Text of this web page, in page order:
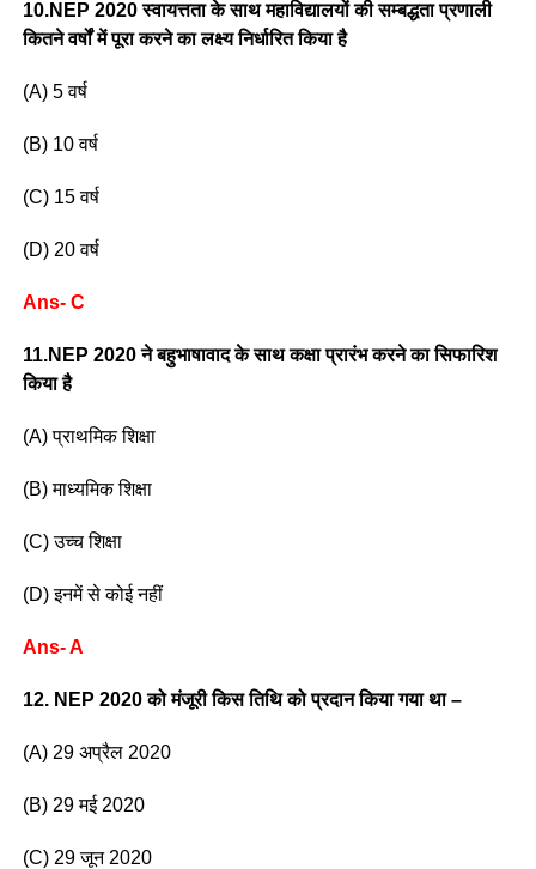
10.NEP 2020 स्वायत्तता के साथ महाविद्यालयों की सम्बद्धता प्रणाली
कितने वर्षों में पूरा करने का लक्ष्य निर्धारित किया है
(A) 5 वर्ष
(B) 10 वर्ष
(C) 15 वर्ष
(D) 20 वर्ष
Ans- C
11.NEP 2020 ने बहुभाषावाद के साथ कक्षा प्रारंभ करने का सिफारिश
किया है
(A) प्राथमिक शिक्षा
(B) माध्यमिक शिक्षा
(C) उच्च शिक्षा
(D) इनमें से कोई नहीं
Ans- A
12. NEP 2020 को मंजूरी किस तिथि को प्रदान किया गया था –
(A) 29 अप्रैल 2020
(B) 29 मई 2020
(C) 29 जून 2020